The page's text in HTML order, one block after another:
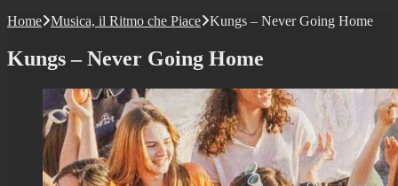
Home Musica, il Ritmo che Piace Kungs – Never Going Home
Kungs – Never Going Home